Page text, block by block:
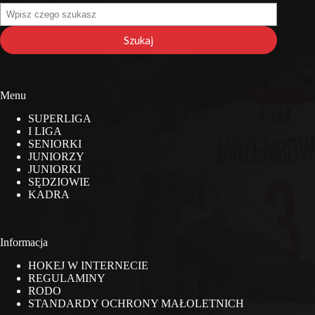
Szukaj
na
stronie
Szukaj
Menu
SUPERLIGA
I LIGA
SENIORKI
JUNIORZY
JUNIORKI
SĘDZIOWIE
KADRA
Informacja
HOKEJ W INTERNECIE
REGULAMINY
RODO
STANDARDY OCHRONY MAŁOLETNICH